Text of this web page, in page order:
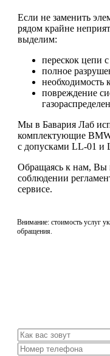
Если не заменить
рядом крайне
выделим:
перескок цепи
полное
необходимость
повреждение
Мы в Бавария Лаб
комплектующие
с допусками LL-01 и
Обращаясь к нам, Вы
соблюдении
сервисе.
Внимание: стоимость услуг
обращения.